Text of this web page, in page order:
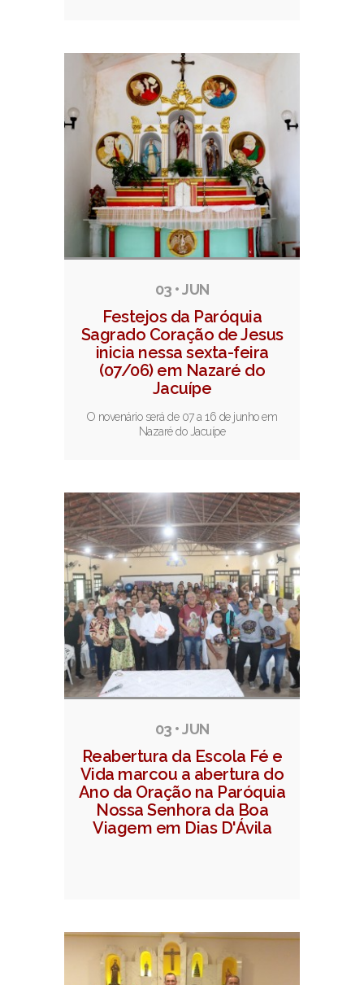
03 • JUN
Festejos da Paróquia
Sagrado Coração de Jesus
inicia nessa sexta-feira
(07/06) em Nazaré do
Jacuípe
O novenário será de 07 a 16 de junho em
Nazaré do Jacuípe
03 • JUN
Reabertura da Escola Fé e
Vida marcou a abertura do
Ano da Oração na Paróquia
Nossa Senhora da Boa
Viagem em Dias D'Ávila